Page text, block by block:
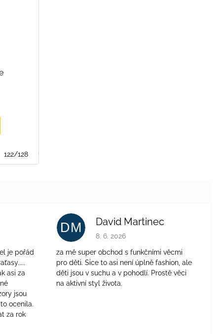
122/128 128/134
je 4 z 5 hviezdičiek.
je pořád
asi za
jsou
ocenila.
za rok
DM David Martinec
Hodnotenie obchodu je 5 z 5
8. 6. 2026
za mě super obchod s funkčními věcmi
pro děti. Sice to asi není úplně fashion, ale
děti jsou v suchu a v pohodlí. Prostě věci
na aktivní styl života.